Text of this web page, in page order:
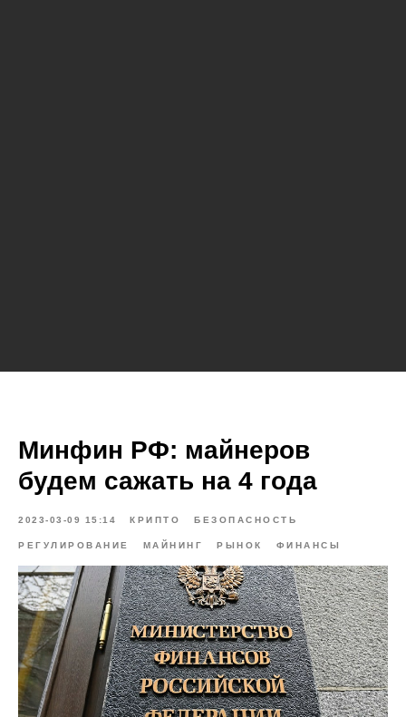
Минфин РФ: майнеров
будем сажать на 4 года
2023-03-09 15:14 КРИПТО БЕЗОПАСНОСТЬ
РЕГУЛИРОВАНИЕ МАЙНИНГ РЫНОК ФИНАНСЫ